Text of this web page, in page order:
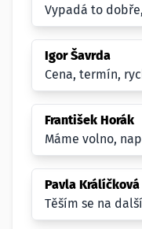
Vypadá to
Igor Šavrda
Cena, termín,
František Horák
Máme volno,
Pavla Králíčková
Těším se na